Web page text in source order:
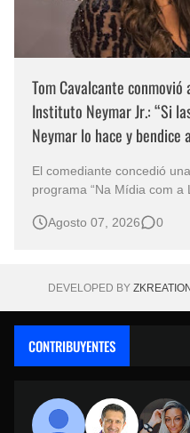
Tom Cavalcante
Instituto Neymar Jr.: “Si
Neymar lo hace y bendice
El comediante concedió
programa “Na Mídia com a
eventos benéficos más importantes
Agosto 07, 2026 0
DEVELOPED BY
CONTRIBUYENTES